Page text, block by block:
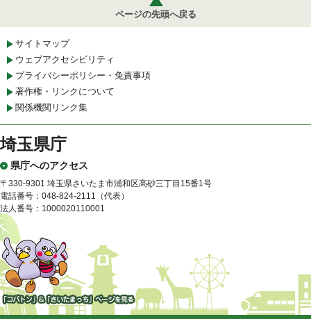
ページの先頭へ戻る
サイトマップ
ウェブアクセシビリティ
プライバシーポリシー・免責事項
著作権・リンクについて
関係機関リンク集
埼玉県庁
県庁へのアクセス
〒330-9301 埼玉県さいたま市浦和区高砂三丁目15番1号
電話番号：048-824-2111（代表）
法人番号：1000020110001
「コバトン」&「さいたまっ